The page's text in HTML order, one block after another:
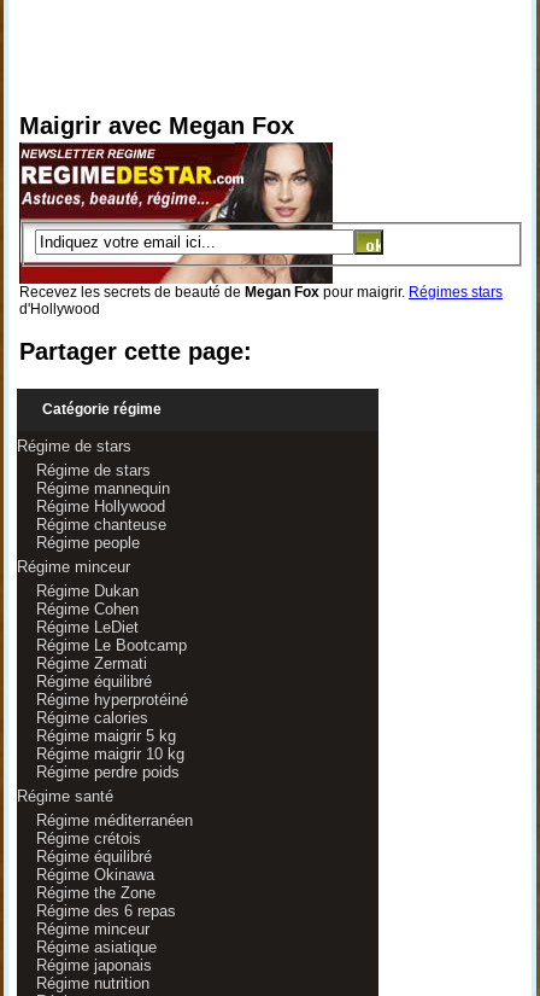
Maigrir avec Megan Fox
Recevez les secrets de beauté de Megan Foxpour maigrir. Régimes stars
d'Hollywood
Partager cette page:
Catégorie régime
Régime de stars
Régime de stars
Régime mannequin
Régime Hollywood
Régime chanteuse
Régime people
Régime minceur
Régime Dukan
Régime Cohen
Régime LeDiet
Régime Le Bootcamp
Régime Zermati
Régime équilibré
Régime hyperprotéiné
Régime calories
Régime maigrir 5 kg
Régime maigrir 10 kg
Régime perdre poids
Régime santé
Régime méditerranéen
Régime crétois
Régime équilibré
Régime Okinawa
Régime the Zone
Régime des 6 repas
Régime minceur
Régime asiatique
Régime japonais
Régime nutrition